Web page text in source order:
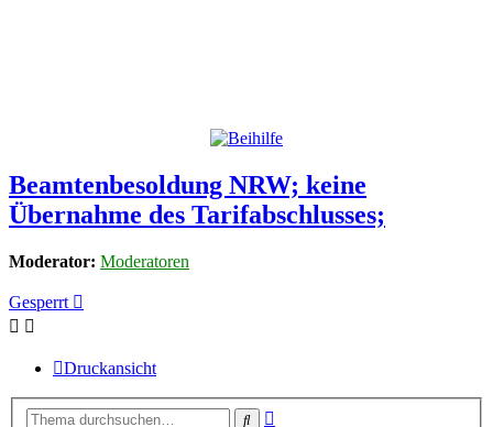
Beamtenbesoldung NRW; keine
Übernahme des Tarifabschlusses;
Moderator: Moderatoren
Gesperrt
Druckansicht
Suche